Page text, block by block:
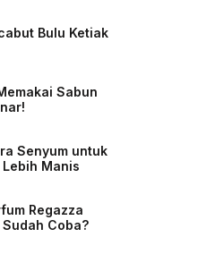
Bulu Ketiak
Sabun
Senyum untuk
Manis
Regazza
Coba?